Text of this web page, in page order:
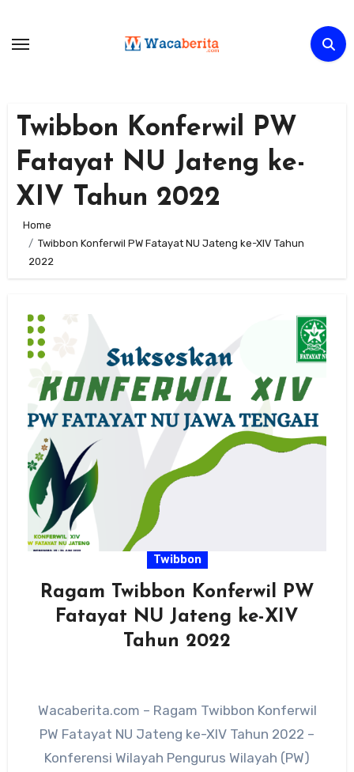
content
Twibbon Konferwil PW
Fatayat NU Jateng ke-
XIV Tahun 2022
Home
Twibbon Konferwil PW Fatayat NU Jateng ke-XIV Tahun
2022
Twibbon
Ragam Twibbon Konferwil PW
Fatayat NU Jateng ke-XIV
Tahun 2022
Wacaberita.com – Ragam Twibbon Konferwil
PW Fatayat NU Jateng ke-XIV Tahun 2022 –
Konferensi Wilayah Pengurus Wilayah (PW)